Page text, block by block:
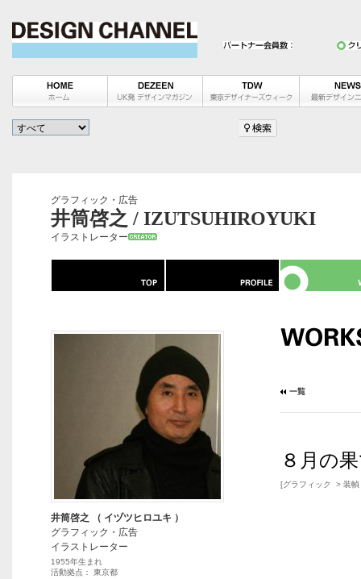
グラフィック・広告
井筒啓之 / IZUTSUHIROYUKI
イラストレーター
８月の
[グラフィック > 装
井筒啓之 （ イヅツヒロユキ ）
グラフィック・広告
イラストレーター
1955年生まれ
活動拠点： 東京都